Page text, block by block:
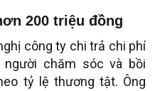
200 triệu đồng
công ty chi trả chi phí
chăm sóc và bồi
tỷ lệ thương tật. Ông